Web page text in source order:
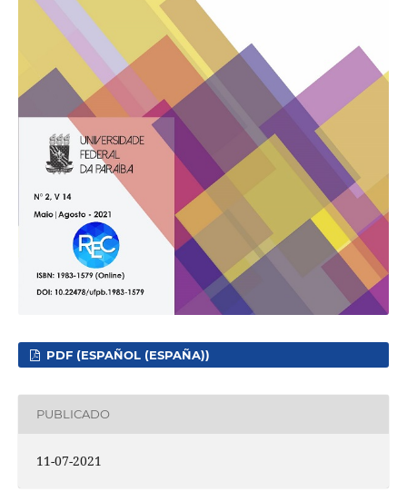
PDF (ESPAÑOL (ESPAÑA))
PUBLICADO
11-07-2021